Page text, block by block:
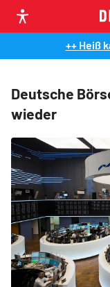
++ Heiß
Deutsche
wieder